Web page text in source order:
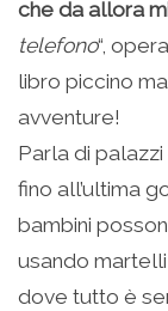
che da allora
telefono“,
libro piccino
avventure!
Parla di
fino all’ultima
bambini
usando
dove tutto è